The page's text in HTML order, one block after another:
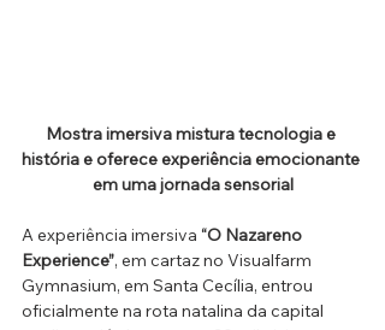
Mostra imersiva mistura tecnologia e
história e oferece experiência emocionante
em uma jornada sensorial
A experiência imersiva “O Nazareno
Experience”, em cartaz no Visualfarm
Gymnasium, em Santa Cecília, entrou
oficialmente na rota natalina da capital